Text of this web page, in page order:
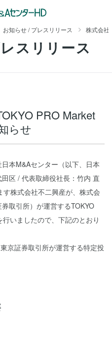
お知らせ / プレスリリース 株式会社
スリリース
PRO Market
らせ
本M&Aセンター（以下、日本
区 / 代表取締役社長：竹内 直
株式会社不二興産が、株式会
取引所）が運営するTOKYO
いましたので、下記のとおり
京証券取引所が運営する特定投